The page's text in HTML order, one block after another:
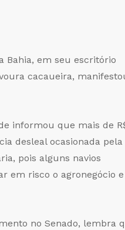
Bahia, em seu escritório
cacaueira,
informou que mais de
desleal ocasionada pela
pois alguns navios
em risco o agronegócio
no Senado, lembra